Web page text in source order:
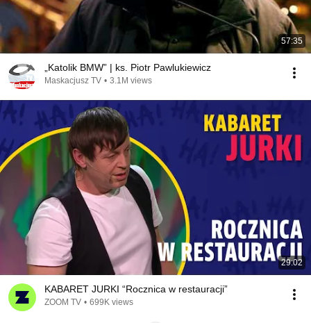
57:35
„Katolik BMW” | ks. Piotr Pawlukiewicz
Maskacjusz TV • 3.1M views
29:02
KABARET JURKI “Rocznica w restauracji”
ZOOM TV • 699K views